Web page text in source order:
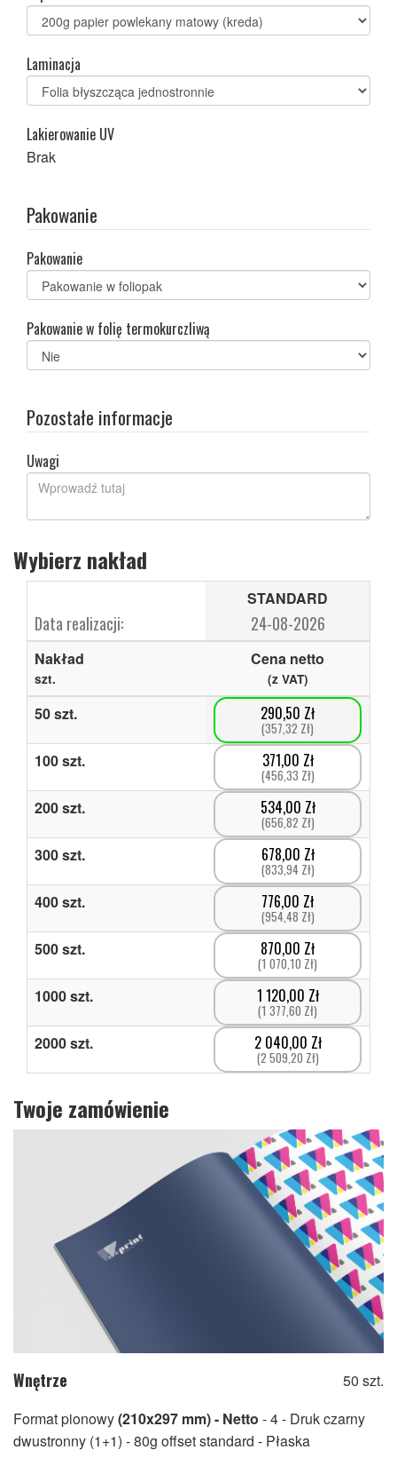
Laminacja
Lakierowanie UV
Brak
Pakowanie
Pakowanie
Pakowanie w folię termokurczliwą
Pozostałe informacje
Uwagi
Wybierz nakład
Data realizacji:
STANDARD
24-08-2026
Nakład
szt.
Cena netto
(z VAT)
50szt. 290,50 Zł
(357,32 Zł)
100szt. 371,00 Zł
(456,33 Zł)
200szt. 534,00 Zł
(656,82 Zł)
300szt. 678,00 Zł
(833,94 Zł)
400szt. 776,00 Zł
(954,48 Zł)
500szt. 870,00 Zł
(1 070,10 Zł)
1000szt. 1 120,00 Zł
(1 377,60 Zł)
2000szt. 2 040,00 Zł
(2 509,20 Zł)
Twoje zamówienie
Wnętrze
50 szt.
Format pionowy(210x297 mm) - Netto - 4- Druk czarny
dwustronny (1+1) - 80g offset standard - Płaska